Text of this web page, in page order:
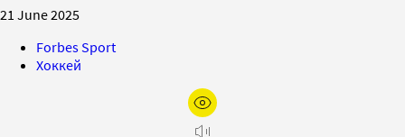
21 June 2025
Forbes Sport
Хоккей